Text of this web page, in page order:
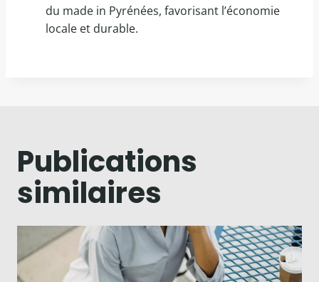
du made in Pyrénées, favorisant l’économie
locale et durable.
Publications
similaires